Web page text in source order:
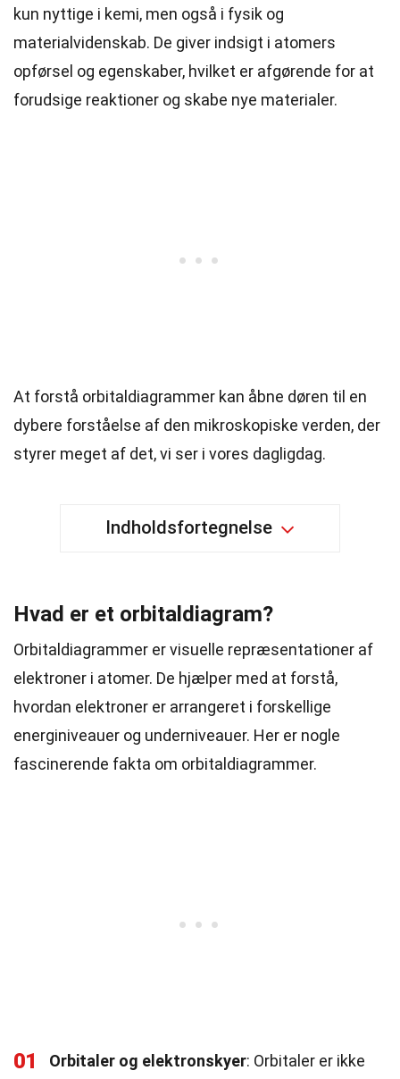
kun nyttige i kemi, men også i fysik og
materialvidenskab. De giver indsigt i atomers
opførsel og egenskaber, hvilket er afgørende for at
forudsige reaktioner og skabe nye materialer.
At forstå orbitaldiagrammer kan åbne døren til en
dybere forståelse af den mikroskopiske verden, der
styrer meget af det, vi ser i vores dagligdag.
Indholdsfortegnelse
Hvad er et orbitaldiagram?
Orbitaldiagrammer er visuelle repræsentationer af
elektroner i atomer. De hjælper med at forstå,
hvordan elektroner er arrangeret i forskellige
energiniveauer og underniveauer. Her er nogle
fascinerende fakta om orbitaldiagrammer.
01 Orbitaler og elektronskyer: Orbitaler er ikke